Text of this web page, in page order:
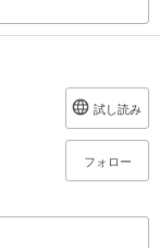
試し読み
フォロー